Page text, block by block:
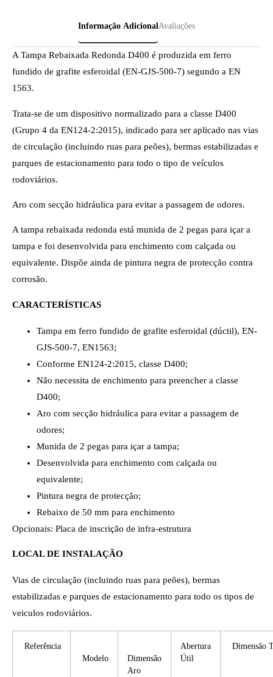
Informação AdicionalAvaliações
A Tampa Rebaixada Redonda D400 é produzida em ferro
fundido de grafite esferoidal (EN-GJS-500-7) segundo a EN
1563.
Trata-se de um dispositivo normalizado para a classe D400
(Grupo 4 da EN124-2:2015), indicado para ser aplicado nas vias
de circulação (incluindo ruas para peões), bermas estabilizadas e
parques de estacionamento para todo o tipo de veículos
rodoviários.
Aro com secção hidráulica para evitar a passagem de odores.
A tampa rebaixada redonda está munida de 2 pegas para içar a
tampa e foi desenvolvida para enchimento com calçada ou
equivalente. Dispõe ainda de pintura negra de protecção contra
corrosão.
CARACTERÍSTICAS
Tampa em ferro fundido de grafite esferoidal (dúctil), EN-
GJS-500-7, EN1563;
Conforme EN124-2:2015, classe D400;
Não necessita de enchimento para preencher a classe
D400;
Aro com secção hidráulica para evitar a passagem de
odores;
Munida de 2 pegas para içar a tampa;
Desenvolvida para enchimento com calçada ou
equivalente;
Pintura negra de protecção;
Rebaixo de 50 mm para enchimento
Opcionais: Placa de inscrição de infra-estrutura
LOCAL DE INSTALAÇÃO
Vias de circulação (incluindo ruas para peões), bermas
estabilizadas e parques de estacionamento para todo os tipos de
veiculos rodoviários.
Referência
Modelo
Dimensão
Aro
Abertura
Útil
Dimensão